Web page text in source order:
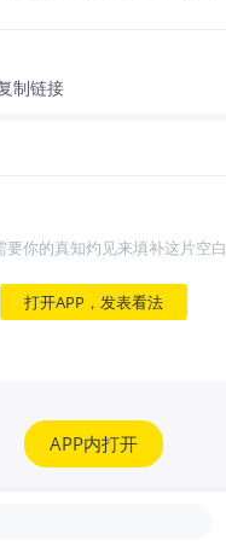
制链接
要你的真知灼见来填补这片空白
打开APP，发表看法
APP内打开